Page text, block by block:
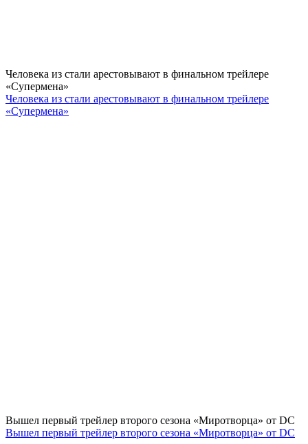
Человека из стали арестовывают в финальном трейлере
«Супермена»
Человека из стали арестовывают в финальном трейлере
«Супермена»
Вышел первый трейлер второго сезона «Миротворца» от DC
Вышел первый трейлер второго сезона «Миротворца» от DC